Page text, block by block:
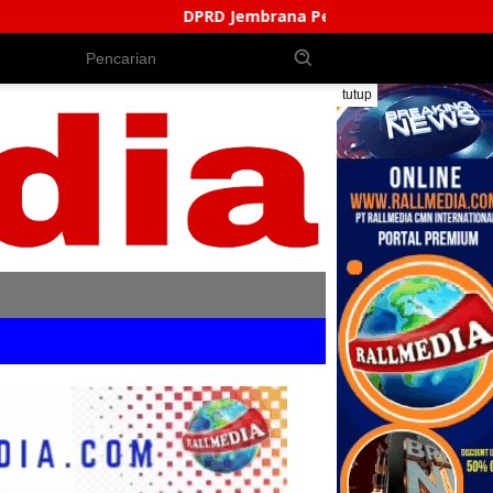
Jembrana Perkuat Produk Hukum Daerah, Bentuk AKD
tutup